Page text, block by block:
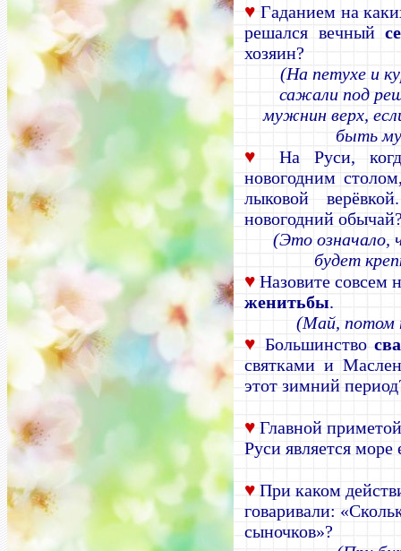
♥ Гаданием на
решался вечный
хозяин?
(На петухе и
сажали под
мужнин верх,
быть
♥
На Руси,
новогодним
лыковой
новогодний
(Это означало,
будет
♥ Назовите совсем
женитьбы.
(Май, потом
♥ Большинство
святками и
этот зимний
♥ Главной
Руси является море
♥ При каком
говаривали:
сыночков»?